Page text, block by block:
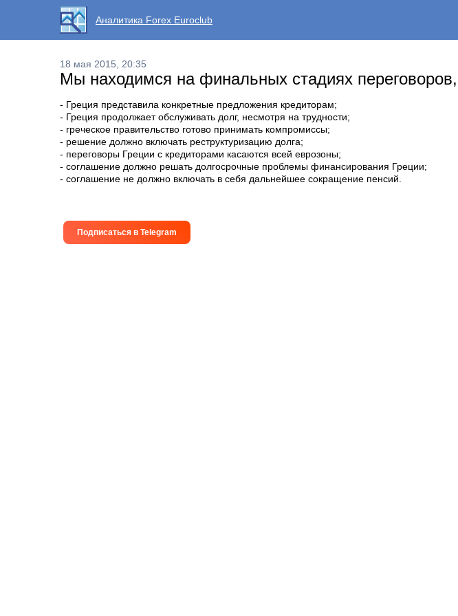
Аналитика Forex Euroclub
18 мая 2015, 20:35
Мы находимся на финальных стадиях
- Греция представила конкретные предложения кредиторам;
- Греция продолжает обслуживать долг, несмотря на трудности;
- греческое правительство готово принимать компромиссы;
- решение должно включать реструктуризацию долга;
- переговоры Греции с кредиторами касаются всей еврозоны;
- соглашение должно решать долгосрочные проблемы финансирования Греции;
- соглашение не должно включать в себя дальнейшее сокращение пенсий.
Подписаться в Telegram